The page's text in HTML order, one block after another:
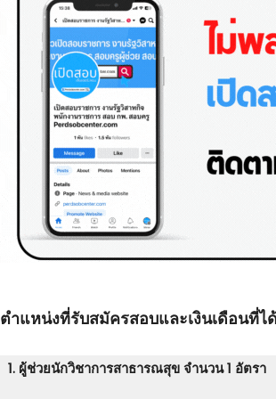
ตําแหน่งที่รับสมัครสอบและเงินเดือนที่ไ
1. ผู้ช่วยนักวิชาการสาธารณสุข จำนวน 1 อัตรา